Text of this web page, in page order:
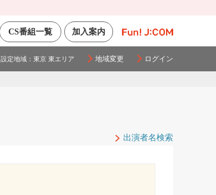
加入案内
CS番組一覧
設定地域： 東京 東エリア 地域変更 ログイン
出演者名検索